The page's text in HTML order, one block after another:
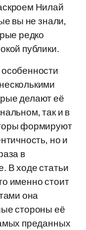
Нилай
вы не знали,
редко
публики.
делают её
так и в
формируют
но и
в
В ходе статьи
именно стоит
она
стороны её
преданных